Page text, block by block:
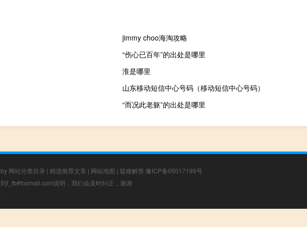
jimmy choo海淘攻略
“伤心已百年”的出处是哪里
淮是哪里
山东移动短信中心号码（移动短信中心号码）
“而况此老躯”的出处是哪里
网站分类目录 | 精选推荐文章 | 网站地图 | 疑难解答 豫ICP备05017199号
f_fb#foxmail.com说明，我们会及时纠正，谢谢